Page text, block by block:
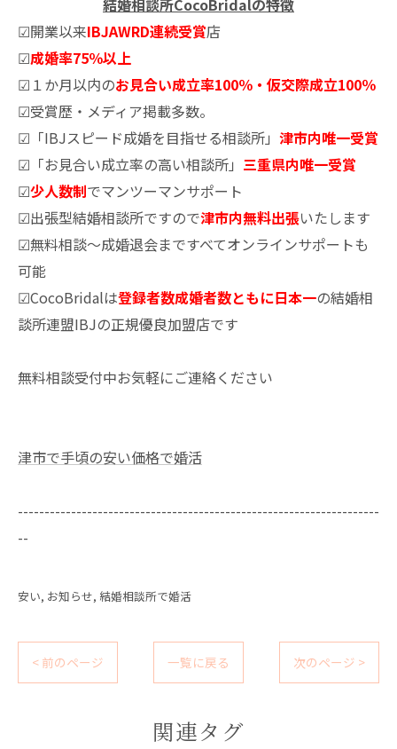
☑開業以来IBJAWRD連続受賞店
☑成婚率75％以上
☑１か月以内のお見合い成立率100％・仮交際成立100％
☑受賞歴・メディア掲載多数。
☑「IBJスピード成婚を目指せる相談所」 津市内唯一受賞
☑「お見合い成立率の高い相談所」 三重県内唯一受賞
☑少人数制でマンツーマンサポート
☑出張型結婚相談所ですので津市内無料出張いたします
☑無料相談～成婚退会まですべてオンラインサポートも
可能
☑CocoBridalは登録者数成婚者数ともに日本一の結婚相
談所連盟IBJの正規優良加盟店です
無料相談受付中お気軽にご連絡ください
津市で手頃の安い価格で婚活
--------------------------------------------------------------------
--
安い お知らせ 結婚相談所で婚活
< 前のページ 一覧に戻る 次のページ >
関連タグ